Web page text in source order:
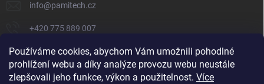
Používáme cookies, abychom Vám umožnili pohodlné
prohlížení webu a díky analýze provozu webu neustále
zlepšovali jeho funkce, výkon a použitelnost. Více
info@pamitech.cz
+420 775 889 007
Shoptet.cz číčoviny.cz VM Technology s.r.o.